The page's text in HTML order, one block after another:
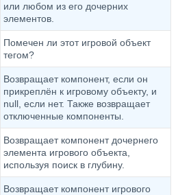
или любом из его дочерних
элементов.
Помечен ли этот игровой объект
тегом?
Возвращает компонент, если он
прикреплён к игровому объекту, и
null, если нет. Также возвращает
отключенные компоненты.
Возвращает компонент дочернего
элемента игрового объекта,
используя поиск в глубину.
Возвращает компонент игрового